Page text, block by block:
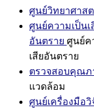
ศูนย์วิทยาศาส
ศูนย์ความเป็น
อันตราย ศูนย์ค
เสียอันตราย
ตรวจสอบคุณภ
แวดล้อม
ศูนย์เครื่องมือวิ